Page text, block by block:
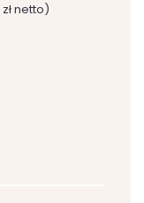
zł netto)